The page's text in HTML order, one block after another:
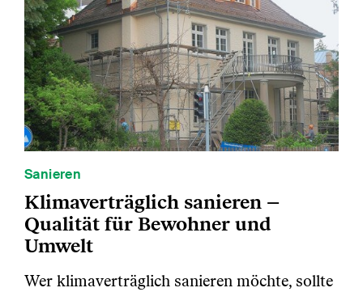
Sanieren
Klimaverträglich sanieren –
Qualität für Bewohner und
Umwelt
Wer klimaverträglich sanieren möchte, sollte